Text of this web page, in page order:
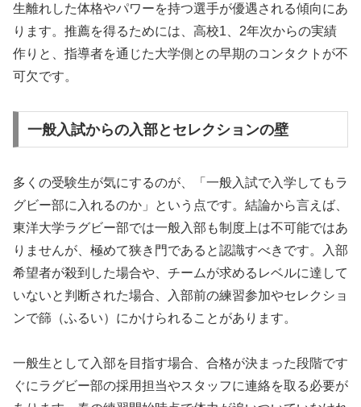
生離れした体格やパワーを持つ選手が優遇される傾向にあ
ります。推薦を得るためには、高校1、2年次からの実績
作りと、指導者を通じた大学側との早期のコンタクトが不
可欠です。
一般入試からの入部とセレクションの壁
多くの受験生が気にするのが、「一般入試で入学してもラ
グビー部に入れるのか」という点です。結論から言えば、
東洋大学ラグビー部では一般入部も制度上は不可能ではあ
りませんが、極めて狭き門であると認識すべきです。入部
希望者が殺到した場合や、チームが求めるレベルに達して
いないと判断された場合、入部前の練習参加やセレクショ
ンで篩（ふるい）にかけられることがあります。
一般生として入部を目指す場合、合格が決まった段階です
ぐにラグビー部の採用担当やスタッフに連絡を取る必要が